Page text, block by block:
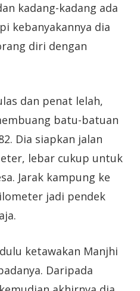
kadang-kadang ada
kebanyakannya dia
diri dengan
dan penat lelah,
batu-batuan
Dia siapkan jalan
lebar cukup untuk
Jarak kampung ke
jadi pendek
ketawakan Manjhi
Daripada